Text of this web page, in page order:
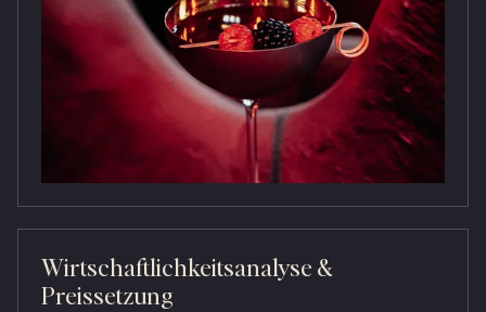
Wirtschaftlichkeitsanalyse &
Preissetzung